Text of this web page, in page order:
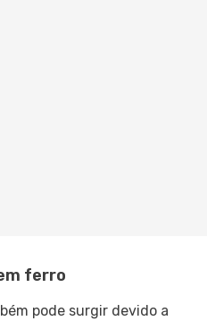
ferro
pode surgir devido a